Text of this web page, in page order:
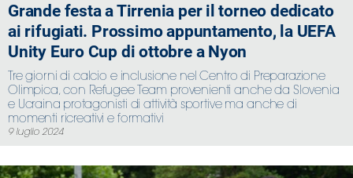
Grande festa a Tirrenia per il torneo dedicato
ai rifugiati. Prossimo appuntamento, la UEFA
Unity Euro Cup di ottobre a Nyon
Tre giorni di calcio e inclusione nel Centro di Preparazione
Olimpica, con Refugee Team provenienti anche da Slovenia
e Ucraina protagonisti di attività sportive ma anche di
momenti ricreativi e formativi
9 luglio 2024